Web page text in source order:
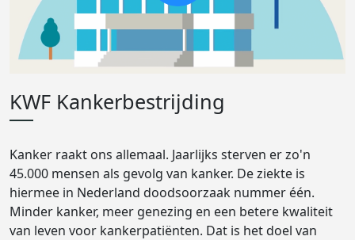
KWF Kankerbestrijding
Kanker raakt ons allemaal. Jaarlijks sterven er zo'n
45.000 mensen als gevolg van kanker. De ziekte is
hiermee in Nederland doodsoorzaak nummer één.
Minder kanker, meer genezing en een betere kwaliteit
van leven voor kankerpatiënten. Dat is het doel van